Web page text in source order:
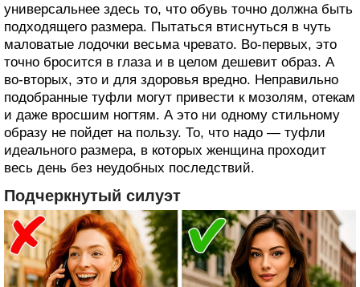
универсальнее здесь то, что обувь точно должна быть
подходящего размера. Пытаться втиснуться в чуть
маловатые лодочки весьма чревато. Во-первых, это
точно бросится в глаза и в целом дешевит образ. А
во-вторых, это и для здоровья вредно. Неправильно
подобранные туфли могут привести к мозолям, отекам
и даже вросшим ногтям. А это ни одному стильному
образу не пойдет на пользу. То, что надо — туфли
идеального размера, в которых женщина проходит
весь день без неудобных последствий.
Подчеркнутый силуэт